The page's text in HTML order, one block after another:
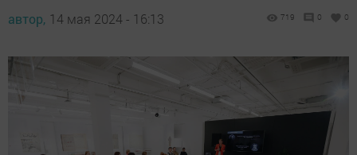
автор, 14 мая 2024 - 16:13 719 0 0